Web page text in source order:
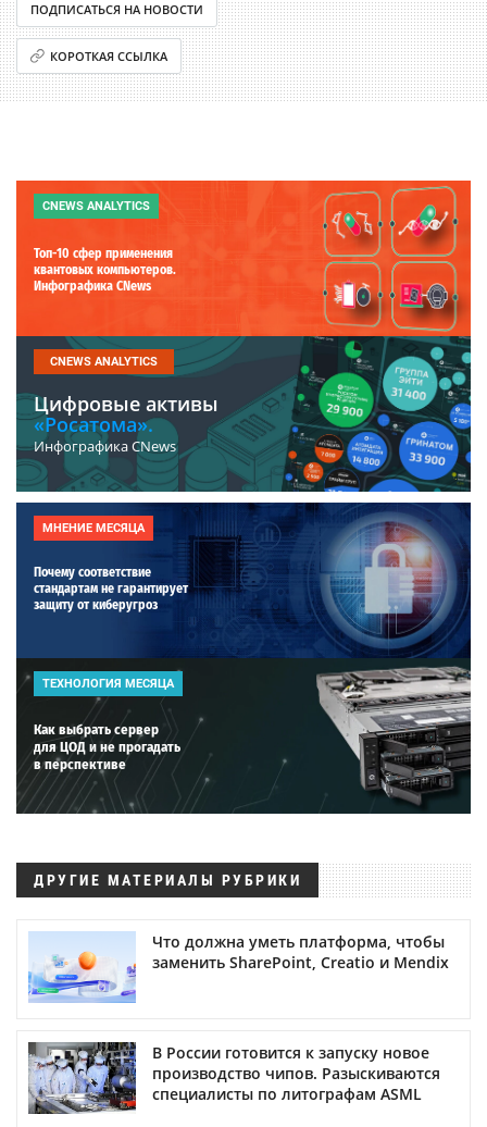
ПОДПИСАТЬСЯ НА НОВОСТИ
КОРОТКАЯ ССЫЛКА
CNEWS ANALYTICS
Топ-10 сфер применения
квантовых компьютеров.
Инфографика CNews
CNEWS ANALYTICS
Цифровые активы
«Росатома».
Инфографика CNews
МНЕНИЕ МЕСЯЦА
Почему соответствие
стандартам не гарантирует
защиту от киберугроз
ТЕХНОЛОГИЯ МЕСЯЦА
Как выбрать сервер
для ЦОД и не прогадать
в перспективе
ДРУГИЕ МАТЕРИАЛЫ РУБРИКИ
Что должна уметь платформа, чтобы
заменить SharePoint, Creatio и Mendix
В России готовится к запуску новое
производство чипов. Разыскиваются
специалисты по литографам ASML